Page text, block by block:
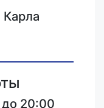
Карла
20:00